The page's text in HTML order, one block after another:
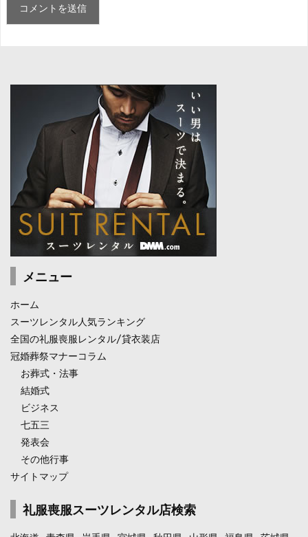
メニュー
ホーム
スーツレンタル人気ランキング
全国の礼服喪服レンタル/貸衣装店
冠婚葬祭マナーコラム
お葬式・法事
結婚式
ビジネス
七五三
発表会
その他行事
サイトマップ
礼服喪服スーツレンタル店検索